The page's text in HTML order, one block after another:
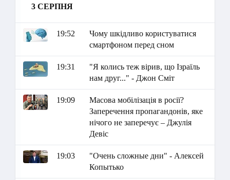
3 СЕРПНЯ
19:52
Чому шкідливо користуватися
смартфоном перед сном
19:31
"Я колись теж вірив, що Ізраїль
нам друг..." - Джон Сміт
19:09
Масова мобілізація в росії?
Заперечення пропагандонів, яке
нічого не заперечує – Джулія
Девіс
19:03
"Очень сложные дни" - Алексей
Копытько